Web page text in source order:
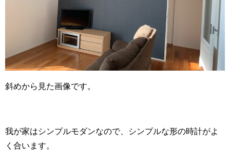
斜めから見た画像です。
我が家はシンプルモダンなので、シンプルな形の時計がよ
く合います。